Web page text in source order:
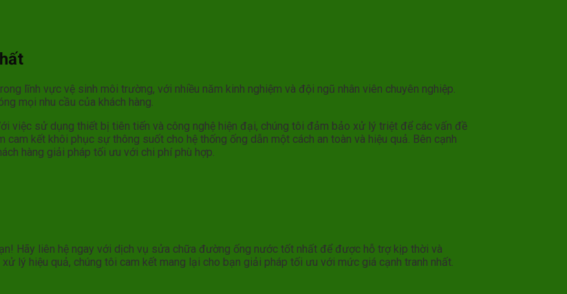
lĩnh vực vệ sinh môi trường, với nhiều năm kinh nghiệm và đội ngũ nhân viên chuyên nghiệp.
mọi nhu cầu của khách hàng.
việc sử dụng thiết bị tiên tiến và công nghệ hiện đại, chúng tôi đảm bảo xử lý triệt để các vấn đề
kết khôi phục sự thông suốt cho hệ thống ống dẫn một cách an toàn và hiệu quả. Bên cạnh
hàng giải pháp tối ưu với chi phí phù hợp.
Hãy liên hệ ngay với dịch vụ sửa chữa đường ống nước tốt nhất để được hỗ trợ kịp thời và
lý hiệu quả, chúng tôi cam kết mang lại cho bạn giải pháp tối ưu với mức giá cạnh tranh nhất.